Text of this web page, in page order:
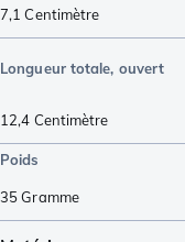
7,1 Centimètre
Longueur totale, ouvert
12,4 Centimètre
Poids
35Gramme